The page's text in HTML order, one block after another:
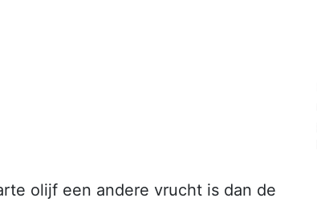
olijf een andere vrucht is dan de